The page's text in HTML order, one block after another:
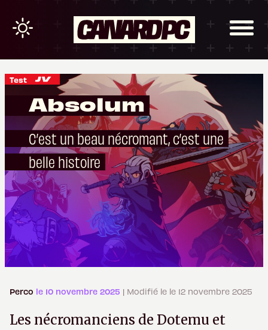
Test
Absolum
C’est un beau nécromant, c’est une
belle histoire
Perco le 10 novembre 2025 | Modifié le le 12 novembre 2025
Les nécromanciens de Dotemu et